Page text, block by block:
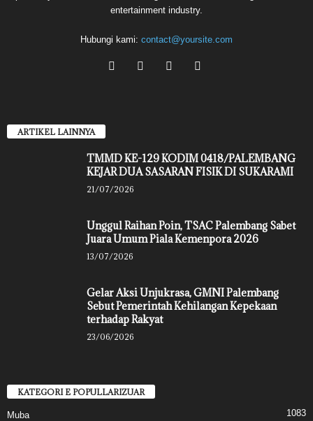
entertainment industry.
Hubungi kami: contact@yoursite.com
ARTIKEL LAINNYA
TMMD KE-129 KODIM 0418/PALEMBANG
KEJAR DUA SASARAN FISIK DI SUKARAMI
21/07/2026
Unggul Raihan Poin, TSAC Palembang Sabet
Juara Umum Piala Kemenpora 2026
13/07/2026
Gelar Aksi Unjukrasa, GMNI Palembang
Sebut Pemerintah Kehilangan Kepekaan
terhadap Rakyat
23/06/2026
KATEGORI E POPULLARIZUAR
Muba 1083